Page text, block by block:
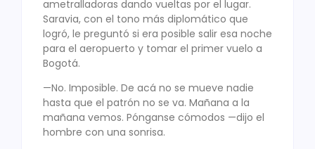
ametralladoras dando vueltas por el lugar.
Saravia, con el tono más diplomático que
logró, le preguntó si era posible salir esa noche
para el aeropuerto y tomar el primer vuelo a
Bogotá.
—No. Imposible. De acá no se mueve nadie
hasta que el patrón no se va. Mañana a la
mañana vemos. Pónganse cómodos —dijo el
hombre con una sonrisa.